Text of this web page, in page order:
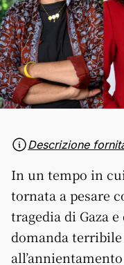
Descrizione
In un tempo in
tornata a pesare
tragedia di Gaza
domanda terribile